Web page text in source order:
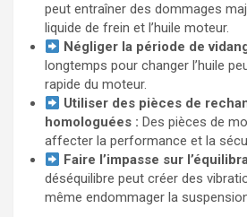
peut entraîner des dommages
liquide de frein et l’huile moteur.
Négliger la période de
longtemps pour changer l’huile
rapide du moteur.
Utiliser des pièces de
homologuées : Des pièces de
affecter la performance et la
Faire l’impasse sur
déséquilibre peut créer des
même endommager la